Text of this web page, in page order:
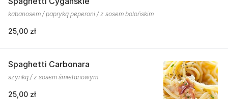
kabanosem / papryką peperoni / z sosem bolońskim
25,00 zł
Spaghetti Carbonara
szynką / z sosem śmietanowym
25,00 zł